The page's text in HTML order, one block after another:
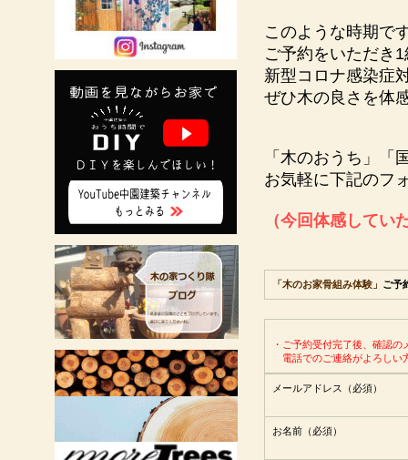
このような時期で
ご予約をいただき
新型コロナ感染症
ぜひ木の良さを体
「木のおうち」「
お気軽に下記のフ
（今回体感してい
「木のお家骨組み体験」 ご予
・ご予約受付完了後、確認
電話でのご連絡がよろしい
メールアドレス（必須）
お名前（必須）